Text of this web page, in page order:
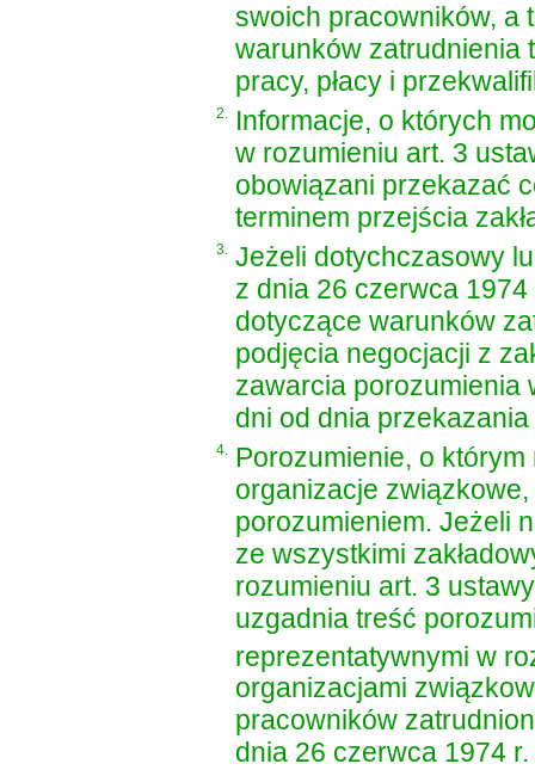
swoich pracowników, a
warunków zatrudnienia
pracy, płacy i
2.
Informacje, o których
w rozumieniu art. 3
obowiązani przekazać
terminem przejścia
3.
Jeżeli dotychczasowy
z dnia 26 czerwca
dotyczące warunków
podjęcia negocjacji z
zawarcia porozumienia
dni od dnia
4.
Porozumienie, o
organizacje
porozumieniem. Jeżeli
ze wszystkimi
rozumieniu art. 3
uzgadnia treść
reprezentatywnymi w
organizacjami
pracowników
dnia 26 czerwca 1974